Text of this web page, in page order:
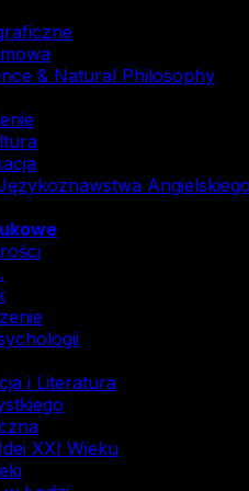
& Natural Philosophy
i Literatura
XXI Wieku